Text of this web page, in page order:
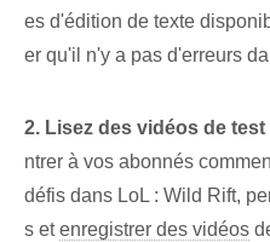
es d'édition de texte
er qu'il n'y a pas d'erreurs
2. Lisez des vidéos de
ntrer à vos abonnés
défis dans LoL : Wild Rift,
s etenregistrer des vidéos